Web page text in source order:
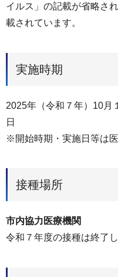
イルス」の記載が省略さ
載されています。
実施時期
2025年（令和７年）10月
日
※開始時期・実施日等は
接種場所
市内協力医療機関
令和７年度の接種は終了し